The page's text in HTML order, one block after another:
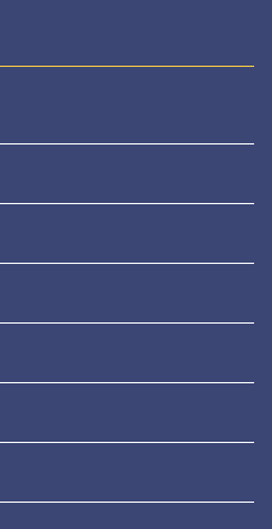
月で800点講座